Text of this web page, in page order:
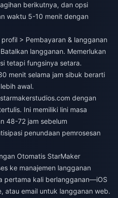
berikutnya, dan opsi
waktu 5-10 menit dengan
> Pembayaran & langganan
langganan. Memerlukan
tetapi fungsinya setara.
menit selama jam sibuk berarti
awal.
dengan
Ini memiliki lini masa
48-72 jam sebelum
penundaan pemrosesan
Otomatis StarMaker
ke manajemen langganan
pertama kali berlangganan—iOS
atau email untuk langganan web.